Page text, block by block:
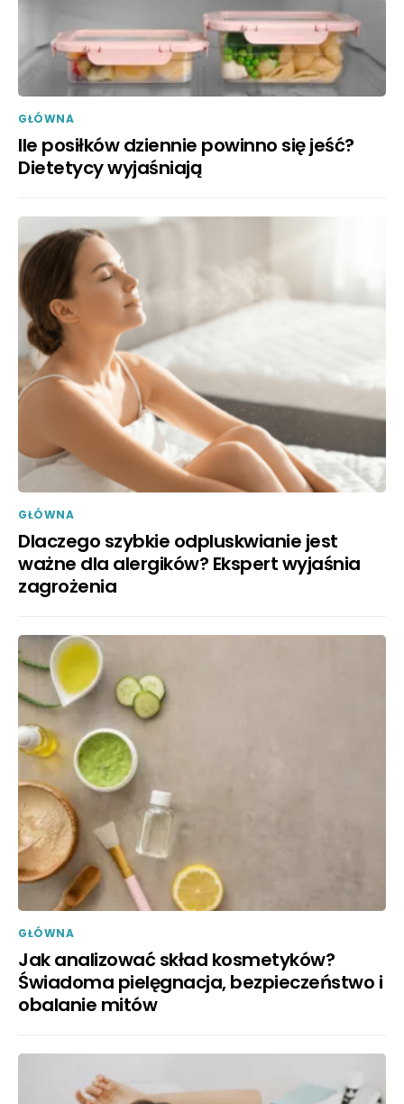
GŁÓWNA
Ile posiłków dziennie powinno się jeść?
Dietetycy wyjaśniają
GŁÓWNA
Dlaczego szybkie odpluskwianie jest
ważne dla alergików? Ekspert wyjaśnia
zagrożenia
GŁÓWNA
Jak analizować skład kosmetyków?
Świadoma pielęgnacja, bezpieczeństwo i
obalanie mitów